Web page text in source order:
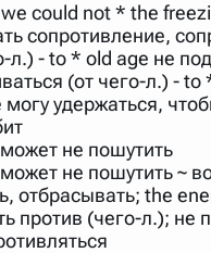
we could not * the
сопротивление,
- to * old age не
(от чего-л.) -
удержаться,
не пошутить
не пошутить ~
отбрасывать; the
против (чего-л.);